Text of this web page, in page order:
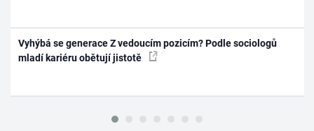
Vyhýbá se generace Z vedoucím pozicím? Podle sociologů
mladí kariéru obětují jistotě